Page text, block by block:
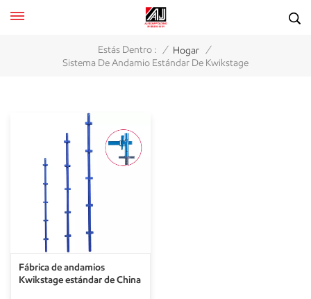
Estás Dentro : / Hogar /
Sistema De Andamio Estándar De Kwikstage
Fábrica de andamios
Kwikstage estándar de China